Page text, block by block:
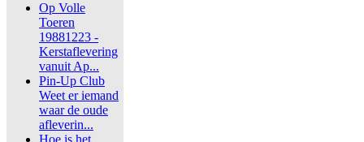
Op Volle
Toeren
19881223 -
Kerstaflevering
vanuit Ap...
Pin-Up Club
Weet er iemand
waar de oude
afleverin...
Hoe is het